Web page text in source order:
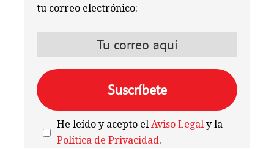
tu correo electrónico:
He leído y acepto elAviso Legal y la
Política de Privacidad.